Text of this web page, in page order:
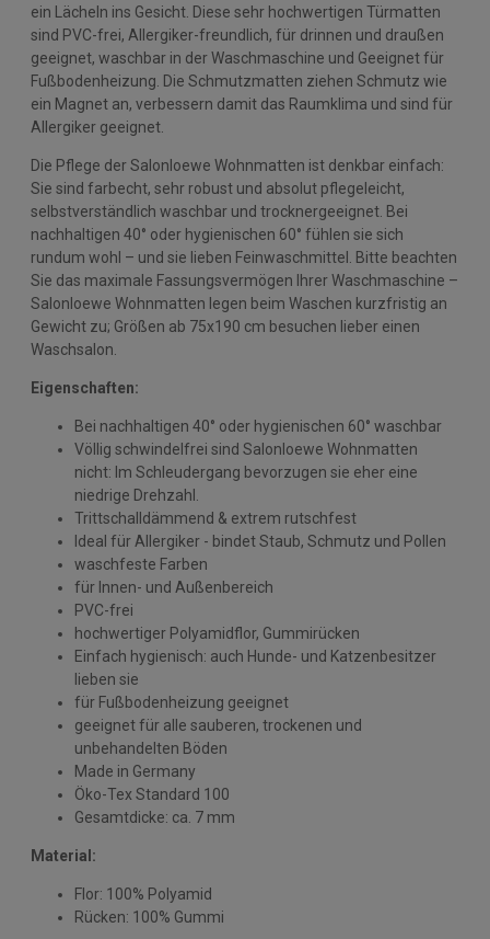
ein Lächeln ins Gesicht. Diese sehr hochwertigen Türmatten
sind PVC-frei, Allergiker-freundlich, für drinnen und draußen
geeignet, waschbar in der Waschmaschine und Geeignet für
Fußbodenheizung. Die Schmutzmatten ziehen Schmutz wie
ein Magnet an, verbessern damit das Raumklima und sind für
Allergiker geeignet.
Die Pflege der Salonloewe Wohnmatten ist denkbar einfach:
Sie sind farbecht, sehr robust und absolut pflegeleicht,
selbstverständlich waschbar und trocknergeeignet. Bei
nachhaltigen 40° oder hygienischen 60° fühlen sie sich
rundum wohl – und sie lieben Feinwaschmittel. Bitte beachten
Sie das maximale Fassungsvermögen Ihrer Waschmaschine –
Salonloewe Wohnmatten legen beim Waschen kurzfristig an
Gewicht zu; Größen ab 75x190 cm besuchen lieber einen
Waschsalon.
Eigenschaften:
Bei nachhaltigen 40° oder hygienischen 60° waschbar
Völlig schwindelfrei sind Salonloewe Wohnmatten
nicht: Im Schleudergang bevorzugen sie eher eine
niedrige Drehzahl.
Trittschalldämmend & extrem rutschfest
Ideal für Allergiker - bindet Staub, Schmutz und Pollen
waschfeste Farben
für Innen- und Außenbereich
PVC-frei
hochwertiger Polyamidflor, Gummirücken
Einfach hygienisch: auch Hunde- und Katzenbesitzer
lieben sie
für Fußbodenheizung geeignet
geeignet für alle sauberen, trockenen und
unbehandelten Böden
Made in Germany
Öko-Tex Standard 100
Gesamtdicke: ca. 7 mm
Material:
Flor: 100% Polyamid
Rücken: 100% Gummi